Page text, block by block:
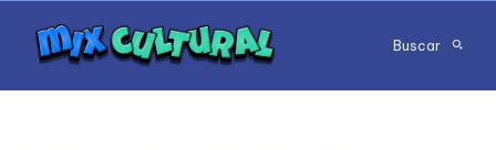
Buscar